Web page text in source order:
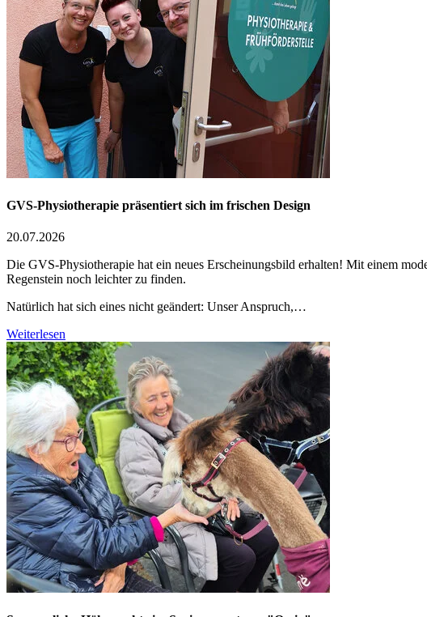
GVS-Physiotherapie präsentiert sich im frischen Design
20.07.2026
Die GVS-Physiotherapie hat ein neues Erscheinungsbild erhalten! Mit einem
Regenstein noch leichter zu finden.
Natürlich hat sich eines nicht geändert: Unser Anspruch,…
Weiterlesen